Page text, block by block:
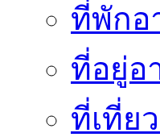
ที่พักอ
ที่อยู่อ
ที่เที่ย